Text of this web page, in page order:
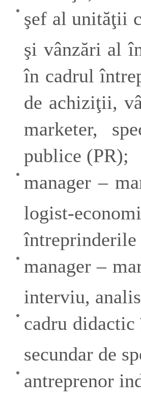
şef al unităţii
şi vânzări al
în cadrul
de achiziţii,
marketer,
publice (PR);
manager –
logist-
întreprinderile
manager –
interviu,
cadru
secundar de
antreprenor